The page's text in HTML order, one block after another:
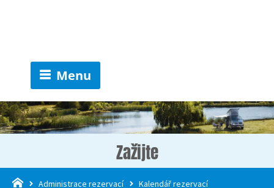
Menu
Zažijte
Administrace rezervací
Kalendář rezervací